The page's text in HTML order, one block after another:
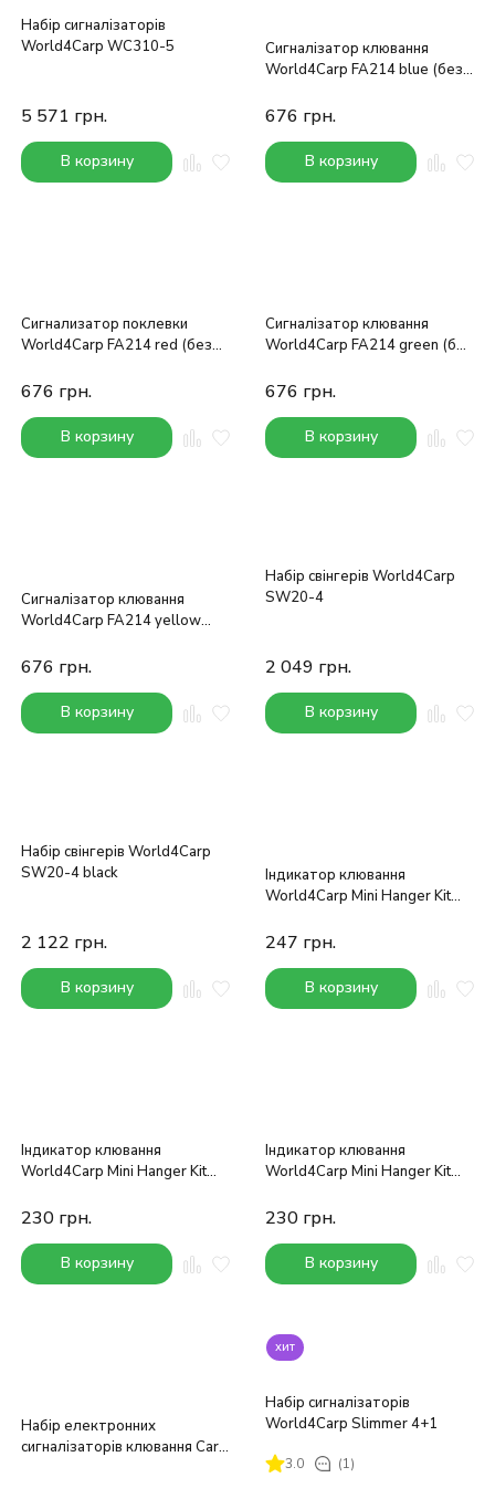
Набір сигналізаторів
World4Carp WC310-5
5 571 грн.
В корзину
Сигналізатор клювання
World4Carp FA214 blue (без
676 грн.
В корзину
Сигнализатор поклевки
World4Carp FA214 red (без
676 грн.
В корзину
Сигналізатор клювання
World4Carp FA214 green (без
676 грн.
В корзину
Сигналізатор клювання
World4Carp FA214 yellow
676 грн.
В корзину
Набір свінгерів World4Carp
SW20-4
2 049 грн.
В корзину
Набір свінгерів World4Carp
SW20-4 black
2 122 грн.
В корзину
Індикатор клювання
World4Carp Mini Hanger Kit
247 грн.
В корзину
Індикатор клювання
World4Carp Mini Hanger Kit
230 грн.
В корзину
Індикатор клювання
World4Carp Mini Hanger Kit
230 грн.
В корзину
Набір електронних
сигналізаторів клювання Carp
хит
Набір сигналізаторів
World4Carp Slimmer 4+1
3.0 (1)